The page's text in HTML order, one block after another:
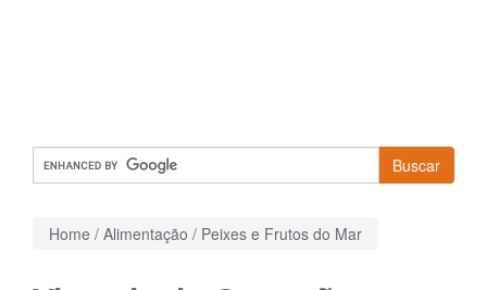
Buscar
Home / Alimentação / Peixes e Frutos do Mar